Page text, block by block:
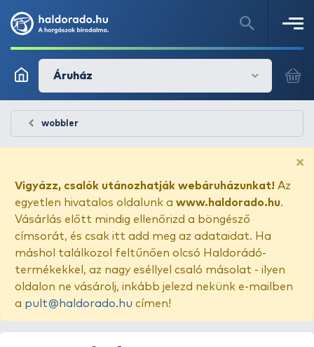
Áruház
wobbler
×
Vigyázz, csalók utánozhatják webáruházunkat! Az
egyetlen hivatalos oldalunk a www.haldorado.hu.
Vásárlás előtt mindig ellenőrizd a böngésző
címsorát, és csak itt add meg az adataidat. Ha
máshol találkozol feltűnően olcsó Haldorádó-
termékekkel, az nagy eséllyel csaló másolat - ilyen
oldalon ne vásárolj, inkább jelezd nekünk e-mailben
a pult@haldorado.hu címen!